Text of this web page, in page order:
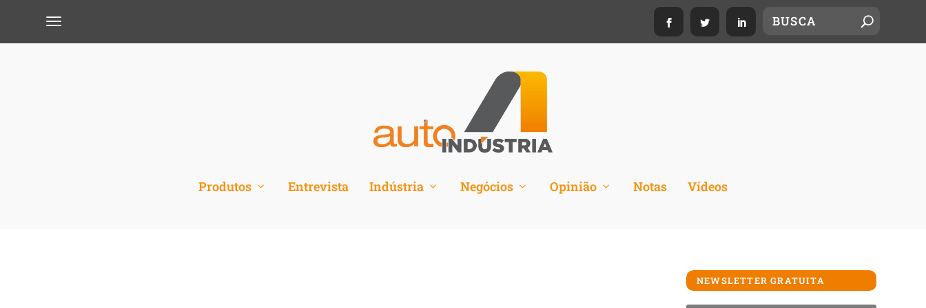
Produtos Entrevista Indústria Negócios Opinião Notas Vídeos
NEWSLETTER GRATUITA